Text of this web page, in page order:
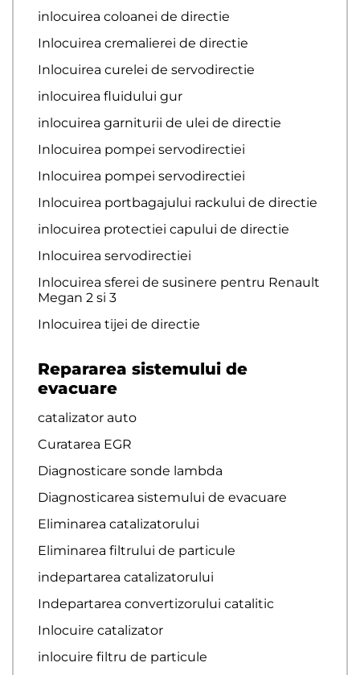
inlocuirea coloanei de directie
Inlocuirea cremalierei de directie
Inlocuirea curelei de servodirectie
inlocuirea fluidului gur
inlocuirea garniturii de ulei de directie
Inlocuirea pompei servodirectiei
Inlocuirea pompei servodirectiei
Inlocuirea portbagajului rackului de directie
inlocuirea protectiei capului de directie
Inlocuirea servodirectiei
Inlocuirea sferei de susinere pentru Renault
Megan 2 si 3
Inlocuirea tijei de directie
Repararea sistemului de
evacuare
catalizator auto
Curatarea EGR
Diagnosticare sonde lambda
Diagnosticarea sistemului de evacuare
Eliminarea catalizatorului
Eliminarea filtrului de particule
indepartarea catalizatorului
Indepartarea convertizorului catalitic
Inlocuire catalizator
inlocuire filtru de particule